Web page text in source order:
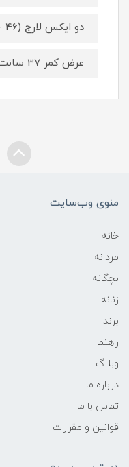
دو ایکس لارج 2XL (48 - 46)
عرض کمر 37 سانت - فاق 28 سانت
منوی وب‌سایت
خانه
مردانه
بچگانه
زنانه
برند
راهنما
وبلاگ
درباره ما
تماس با ما
قوانین و مقررات